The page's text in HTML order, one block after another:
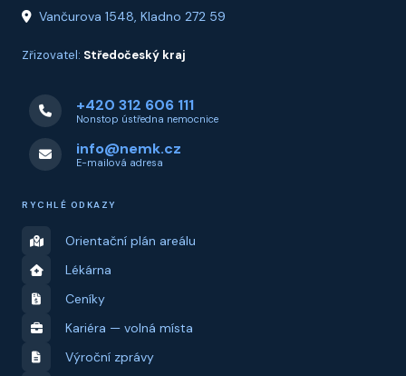
Vančurova 1548, Kladno 272 59
Zřizovatel: Středočeský kraj
+420 312 606 111
Nonstop ústředna nemocnice
info@nemk.cz
E-mailová adresa
RYCHLÉ ODKAZY
Orientační plán areálu
Lékárna
Ceníky
Kariéra — volná místa
Výroční zprávy